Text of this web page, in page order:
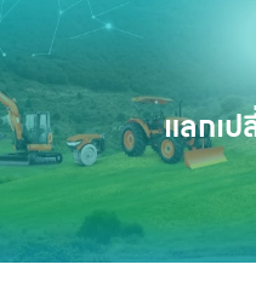
แลกเ